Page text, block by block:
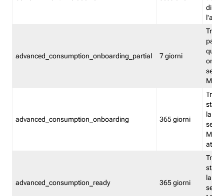
advanced_consumption_onboarding_partial 7 giorni
advanced_consumption_onboarding 365 giorni
stata
la
advanced_consumption_ready 365 giorni
stata
la